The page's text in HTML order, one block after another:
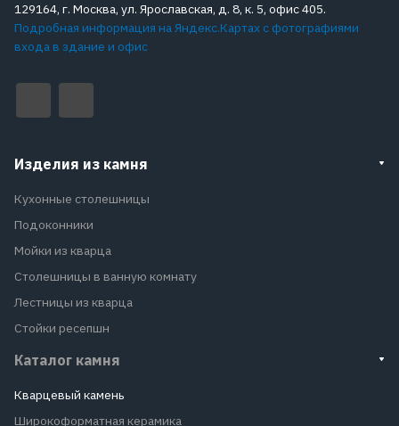
129164, г. Москва, ул. Ярославская, д. 8, к. 5, офис 405.
Подробная информация на Яндекс.Картах с фотографиями
входа в здание и офис
Изделия из камня
Кухонные столешницы
Подоконники
Мойки из кварца
Столешницы в ванную комнату
Лестницы из кварца
Стойки ресепшн
Каталог камня
Кварцевый камень
Широкоформатная керамика